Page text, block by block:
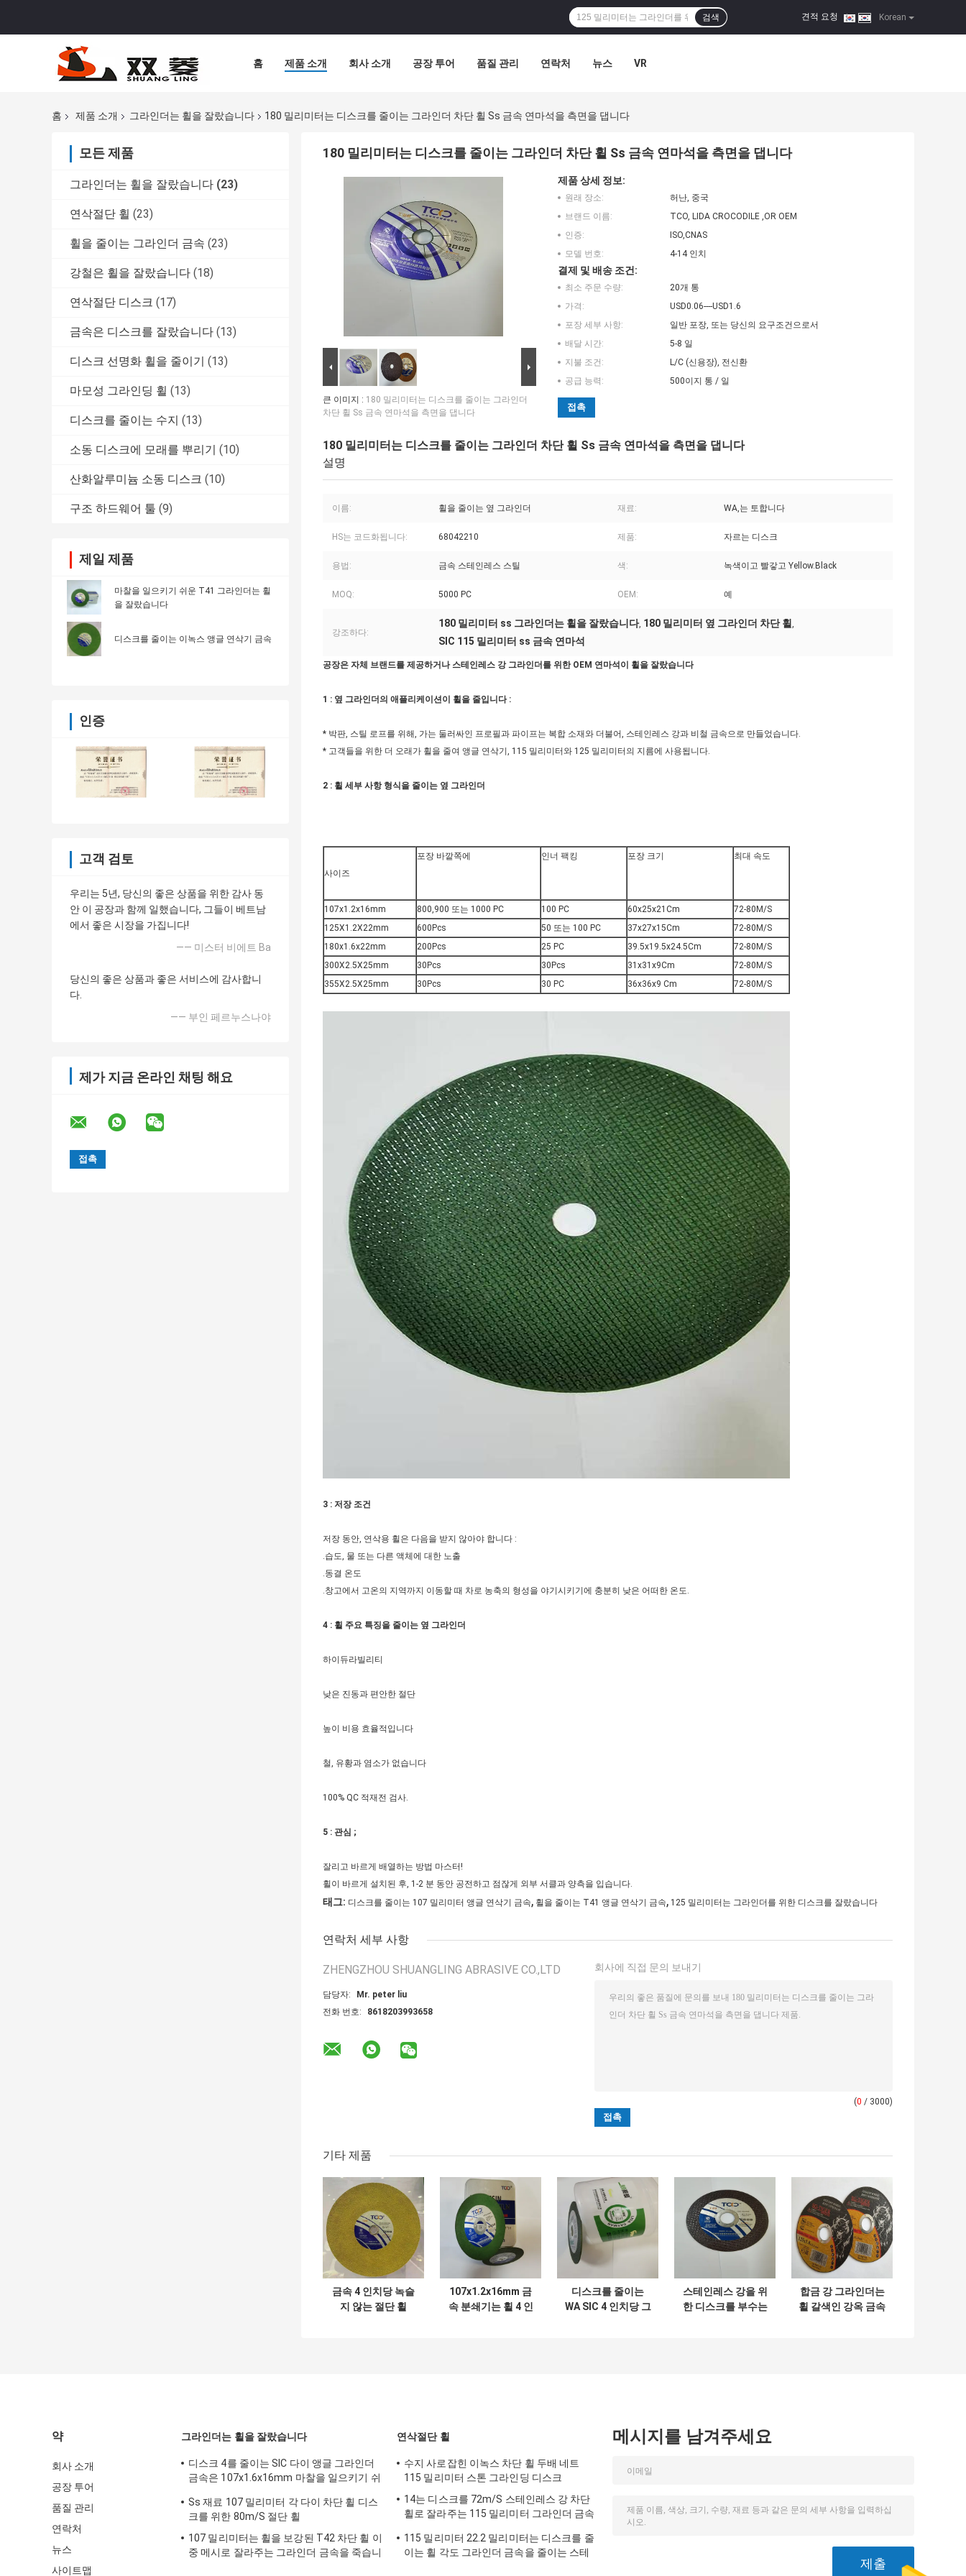
Korean
견적 요청 |
검색
홈 제품 소개 회사 소개 공장 투어 품질 관리 연락처 뉴스 VR
홈 제품 소개 그라인더는 휠을 잘랐습니다 180 밀리미터는 디스크를 줄이는 그라인더 차단 휠 Ss 금속 연마석을 측면을 댑니다
모든 제품
그라인더는 휠을 잘랐습니다 (23)
연삭절단 휠 (23)
휠을 줄이는 그라인더 금속 (23)
강철은 휠을 잘랐습니다 (18)
연삭절단 디스크 (17)
금속은 디스크를 잘랐습니다 (13)
디스크 선명화 휠을 줄이기 (13)
마모성 그라인딩 휠 (13)
디스크를 줄이는 수지 (13)
소동 디스크에 모래를 뿌리기 (10)
산화알루미늄 소동 디스크 (10)
구조 하드웨어 툴 (9)
제일 제품
마찰을 일으키기 쉬운 T41 그라인더는 휠
을 잘랐습니다
디스크를 줄이는 이녹스 앵글 연삭기 금속
인증
고객 검토
우리는 5년, 당신의 좋은 상품을 위한 감사 동
안 이 공장과 함께 일했습니다, 그들이 베트남
에서 좋은 시장을 가집니다!
—— 미스터 비에트 Ba
당신의 좋은 상품과 좋은 서비스에 감사합니
다.
—— 부인 페르누스나야
제가 지금 온라인 채팅 해요
180 밀리미터는 디스크를 줄이는 그라인더 차단 휠 Ss 금속 연마석을 측면을 댑니다
큰 이미지 : 180 밀리미터는 디스크를 줄이는 그라인더
차단 휠 Ss 금속 연마석을 측면을 댑니다
제품 상세 정보:
원래 장소:
허난, 중국
브랜드 이름:
TCO, LIDA CROCODILE ,OR OEM
인증:
ISO,CNAS
모델 번호:
4-14 인치
결제 및 배송 조건:
최소 주문 수량:
20개 통
가격:
USD0.06----USD1.6
포장 세부 사항:
일반 포장, 또는 당신의 요구조건으로서
배달 시간:
5-8 일
지불 조건:
L/C (신용장), 전신환
공급 능력:
500이지 통 / 일
접촉
180 밀리미터는 디스크를 줄이는 그라인더 차단 휠 Ss 금속 연마석을 측면을 댑니다
설명
이름: 휠을 줄이는 옆 그라인더 재료: WA,는 토합니다
HS는 코드화됩니다: 68042210 제품: 자르는 디스크
용법: 금속 스테인레스 스틸 색: 녹색이고 빨갛고 Yellow.Black
MOQ: 5000 PC OEM: 예
강조하다:
180 밀리미터 ss 그라인더는 휠을 잘랐습니다, 180 밀리미터 옆 그라인더 차단 휠 ,
SIC 115 밀리미터 ss 금속 연마석
공장은 자체 브랜드를 제공하거나 스테인레스 강 그라인더를 위한 OEM 연마석이 휠을 잘랐습니다
1 : 옆 그라인더의 애플리케이션이 휠을 줄입니다 :
* 박판, 스틸 로프를 위해, 가는 둘러싸인 프로필과 파이프는 복합 소재와 더불어, 스테인레스 강과 비철 금속으로 만들었습니다.
* 고객들을 위한 더 오래가 휠을 줄여 앵글 연삭기, 115 밀리미터와 125 밀리미터의 지름에 사용됩니다.
2 : 휠 세부 사항 형식을 줄이는 옆 그라인더
사이즈
포장 바깥쪽에 인너 팩킹 포장 크기 최대 속도
107x1.2x16mm 800,900 또는 1000 PC 100 PC 60x25x21Cm
72-80M/S
125X1.2X22mm
600Pcs 50 또는 100 PC 37x27x15Cm
72-80M/S
180x1.6x22mm
200Pcs 25 PC 39.5x19.5x24.5Cm
72-80M/S
300X2.5X25mm
30Pcs 30Pcs 31x31x9Cm
72-80M/S
355X2.5X25mm
30Pcs 30 PC 36x36x9 Cm 72-80M/S
3 : 저장 조건
저장 동안, 연삭용 휠은 다음을 받지 않아야 합니다 :
.습도, 물 또는 다른 액체에 대한 노출
.동결 온도
.창고에서 고온의 지역까지 이동할 때 차로 농축의 형성을 야기시키기에 충분히 낮은 어떠한 온도.
4 : 휠 주요 특징을 줄이는 옆 그라인더
하이듀라빌리티
낮은 진동과 편안한 절단
높이 비용 효율적입니다
철, 유황과 염소가 없습니다
100% QC 적재전 검사.
5 : 관심 ;
잘리고 바르게 배열하는 방법 마스터!
휠이 바르게 설치된 후, 1-2 분 동안 공전하고 점잖게 외부 서클과 양측을 입습니다.
태그: 디스크를 줄이는 107 밀리미터 앵글 연삭기 금속, 휠을 줄이는 T41 앵글 연삭기 금속, 125 밀리미터는 그라인더를 위한 디스크를 잘랐습니다
연락처 세부 사항
ZHENGZHOU SHUANGLING ABRASIVE CO.,LTD
담당자:
Mr. peter liu
전화 번호:
8618203993658
회사에 직접 문의 보내기
(0 / 3000)
기타 제품
금속 4 인치당 녹슬
지 않는 절단 휠
107x1.2x16mm 금
속 분쇄기는 휠 4 인
디스크를 줄이는
WA SIC 4 인치당 그
스테인레스 강을 위
한 디스크를 부수는
합금 강 그라인더는
휠 갈색인 강옥 금속
약
회사 소개
공장 투어
품질 관리
연락처
뉴스
사이트맵
그라인더는 휠을 잘랐습니다
디스크 4를 줄이는 SIC 다이 앵글 그라인더
금속은 107x1.6x16mm 마찰을 일으키기 쉬
Ss 재료 107 밀리미터 각 다이 차단 휠 디스
크를 위한 80m/S 절단 휠
107 밀리미터는 휠을 보강된 T42 차단 휠 이
중 메시로 잘라주는 그라인더 금속을 죽습니
연삭절단 휠
수지 사로잡힌 이녹스 차단 휠 두배 네트
115 밀리미터 스톤 그라인딩 디스크
14는 디스크를 72m/S 스테인레스 강 차단
휠로 잘라주는 115 밀리미터 그라인더 금속
115 밀리미터 22.2 밀리미터는 디스크를 줄
이는 휠 각도 그라인더 금속을 줄이는 스테
메시지를 남겨주세요